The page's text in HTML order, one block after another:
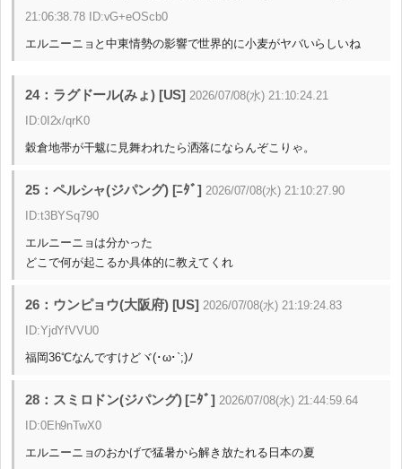
21:06:38.78 ID:vG+eOScb0
エルニーニョと中東情勢の影響で世界的に小麦がヤバいらしいね
24：ラグドール(みょ) [US] 2026/07/08(水) 21:10:24.21
ID:0I2x/qrK0
穀倉地帯が干魃に見舞われたら洒落にならんぞこりゃ。
25：ペルシャ(ジパング) [ﾆﾀﾞ] 2026/07/08(水) 21:10:27.90
ID:t3BYSq790
エルニーニョは分かった
どこで何が起こるか具体的に教えてくれ
26：ウンピョウ(大阪府) [US] 2026/07/08(水) 21:19:24.83
ID:YjdYfVVU0
福岡36℃なんですけどヾ(･ω･`;)ﾉ
28：スミロドン(ジパング) [ﾆﾀﾞ] 2026/07/08(水) 21:44:59.64
ID:0Eh9nTwX0
エルニーニョのおかげで猛暑から解き放たれる日本の夏